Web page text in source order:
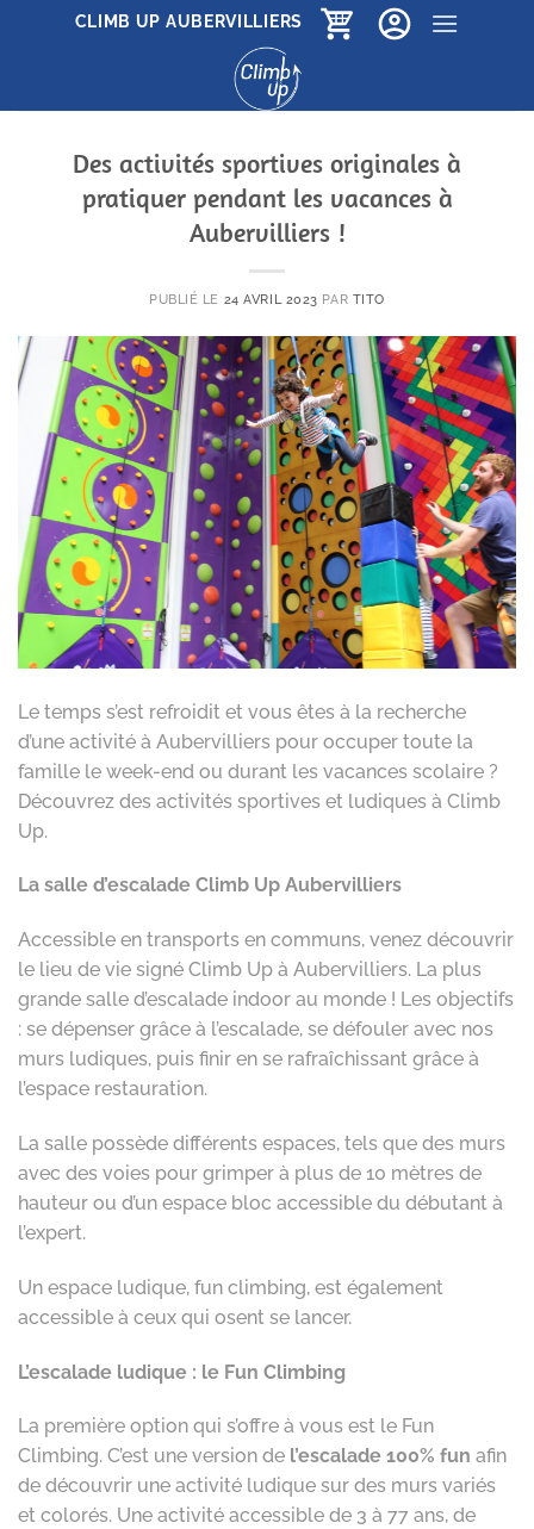
CLIMB UP AUBERVILLIERS
Des activités sportives originales à
pratiquer pendant les vacances à
Aubervilliers !
PUBLIÉ LE 24 AVRIL 2023 PAR TITO
Le temps s’est refroidit et vous êtes à la recherche
d’une activité à Aubervilliers pour occuper toute la
famille le week-end ou durant les vacances scolaire ?
Découvrez des activités sportives et ludiques à Climb
Up.
La salle d’escalade Climb Up Aubervilliers
Accessible en transports en communs, venez découvrir
le lieu de vie signé Climb Up à Aubervilliers. La plus
grande salle d’escalade indoor au monde ! Les objectifs
: se dépenser grâce à l’escalade, se défouler avec nos
murs ludiques, puis finir en se rafraîchissant grâce à
l’espace restauration.
La salle possède différents espaces, tels que des murs
avec des voies pour grimper à plus de 10 mètres de
hauteur ou d’un espace bloc accessible du débutant à
l’expert.
Un espace ludique, fun climbing, est également
accessible à ceux qui osent se lancer.
L’escalade ludique : le Fun Climbing
La première option qui s’offre à vous est le Fun
Climbing. C’est une version de l’escalade 100% fun afin
de découvrir une activité ludique sur des murs variés
et colorés. Une activité accessible de 3 à 77 ans, de